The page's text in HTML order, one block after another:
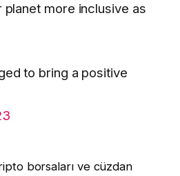
more inclusive as
to bring a positive
borsaları ve cüzdan